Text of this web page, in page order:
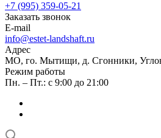
+7 (995) 359-05-21
Заказать звонок
E-mail
info@estet-landshaft.ru
Адрес
МО, го. Мытищи, д. Сгонники,
Режим работы
Пн. – Пт.: с 9:00 до 21:00